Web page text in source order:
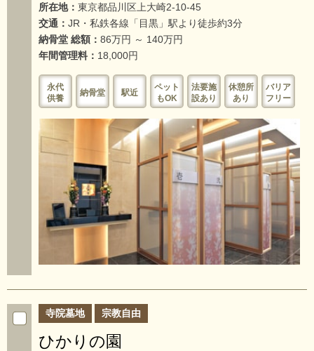
所在地： 東京都品川区上大崎2-10-45
交通： JR・私鉄各線「目黒」駅より徒歩約3分
納骨堂 総額： 86万円 ～ 140万円
年間管理料： 18,000円
永代
供養
納骨堂 駅近
ペット
もOK
法要施
設あり
休憩所
あり
バリア
フリー
寺院墓地 宗教自由
ひかりの園